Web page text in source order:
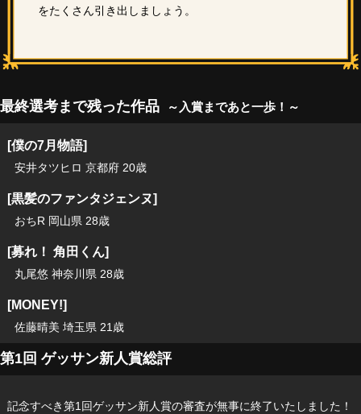
をたくさん引き出しましょう。
最終選考まで残った作品 ～入賞まであと一歩！～
[僕の7月物語]
安井タツヒロ 京都府 20歳
[黒髪のファンタジェンヌ]
おちR 岡山県 28歳
[募れ！ 角田くん]
丸尾悠 神奈川県 28歳
[MONEY!]
佐藤晴美 埼玉県 21歳
第1回 ゲッサン新人賞総評
記念すべき第1回ゲッサン新人賞の審査が無事に終了いたしました！